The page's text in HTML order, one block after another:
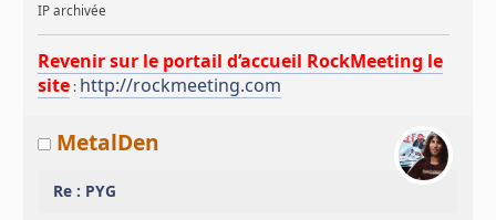
IP archivée
Revenir sur le portail d’accueil RockMeeting le
site : http://rockmeeting.com
MetalDen
Re : PYG